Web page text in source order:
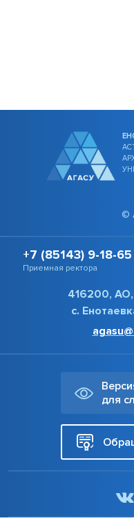
©
+7 (85143) 9-18-65
Приемная ректора
416200, АО,
с.
для